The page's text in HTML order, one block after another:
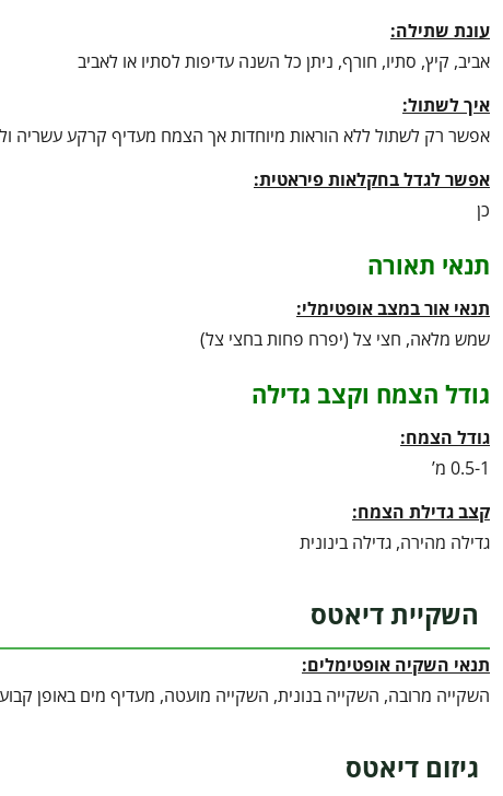
עונת שתילה:
אביב, קיץ, סתיו, חורף, ניתן כל השנה עדיפות לסתיו או לאביב
איך לשתול:
אפשר רק לשתול ללא הוראות מיוחדות אך הצמח מעדיף קרקע עשריה
אפשר לגדל בחקלאות פיראטית:
כן
תנאי תאורה
תנאי אור במצב אופטימלי:
שמש מלאה, חצי צל (יפרח פחות בחצי צל)
גודל הצמח וקצב גדילה
גודל הצמח:
0.5-1 מ’
קצב גדילת הצמח:
גדילה מהירה, גדילה בינונית
השקיית דיאטס
תנאי השקיה אופטימלים:
השקייה מרובה, השקייה בנונית, השקייה מועטה, מעדיף מים באופן
גיזום דיאטס